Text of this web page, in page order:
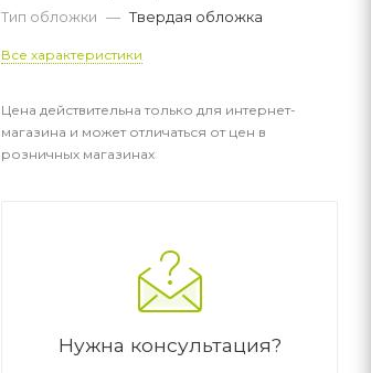
Тип обложки — Твердая обложка
Все характеристики
Цена действительна только для интернет-
магазина и может отличаться от цен в
розничных магазинах
Нужна консультация?